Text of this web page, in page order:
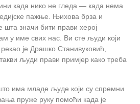
када нико не гледа — када нема
пажње. Њихова брза и
шта значи бити прави херој
у име свих нас. Ви сте људи који
је Драшко Станивуковић,
људи прави примјер како треба
има младе људе који су спремни
пруже руку помоћи када је